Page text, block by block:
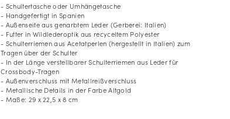
- Schultertasche oder Umhängetasche
- Handgefertigt in Spanien
- Außenseite aus genarbtem Leder (Gerberei: Italien)
- Futter in Wildlederoptik aus recyceltem Polyester
- Schulterriemen aus Acetatperlen (hergestellt in Italien) zum
Tragen über der Schulter
- In der Länge verstellbarer Schulterriemen aus Leder für
Crossbody-Tragen
- Außenverschluss mit Metallreißverschluss
- Metallische Details in der Farbe Altgold
- Maße: 29 x 22,5 x 8 cm